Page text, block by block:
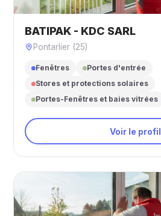
BATIPAK - KDC SARL
Pontarlier (25)
Fenêtres
Portes d'entrée
Stores et protections solaires
Portes-Fenêtres et baies vitrées
Voir le profil